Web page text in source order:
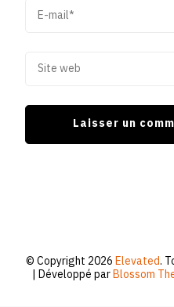
© Copyright 2026Elevated.
| Développé parBlossom